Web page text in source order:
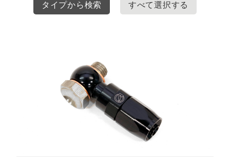
タイプから検索 すべて選択する